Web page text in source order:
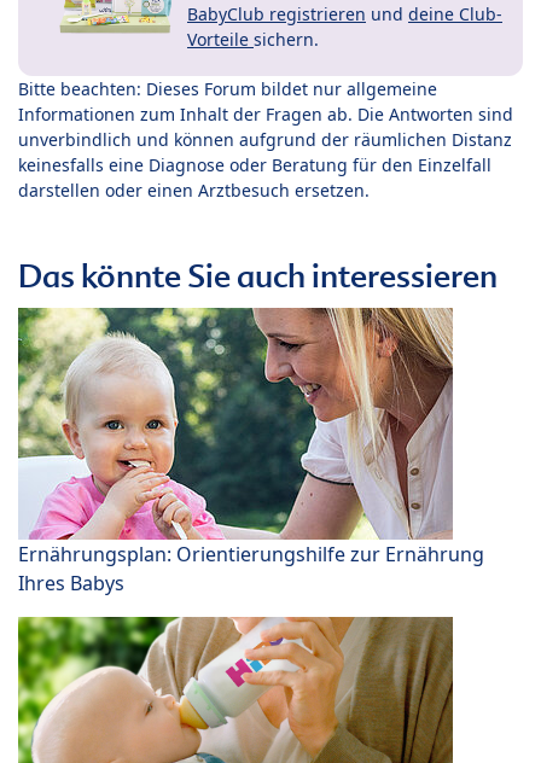
BabyClub registrieren und deine Club-
Vorteile sichern.
Bitte beachten: Dieses Forum bildet nur allgemeine
Informationen zum Inhalt der Fragen ab. Die Antworten sind
unverbindlich und können aufgrund der räumlichen Distanz
keinesfalls eine Diagnose oder Beratung für den Einzelfall
darstellen oder einen Arztbesuch ersetzen.
Das könnte Sie auch interessieren
Ernährungsplan: Orientierungshilfe zur Ernährung
Ihres Babys